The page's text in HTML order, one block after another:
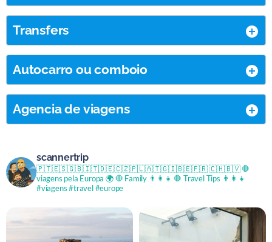
Transfers
Autocarro ou comboio
Agencia de viagens
scannertrip
🇵🇹🇪🇸🇬🇧🇮🇹🇩🇪🇨🇿🇵🇱🇦🇹🇬🇮🇧🇪🇫🇷 🇨🇭🇧🇻🛑
viagens pela Europa 🌍🛑 Family 👨‍👩‍👧 🛑 Travel Tips 👨‍👩‍👧
#viagens #travel #europe